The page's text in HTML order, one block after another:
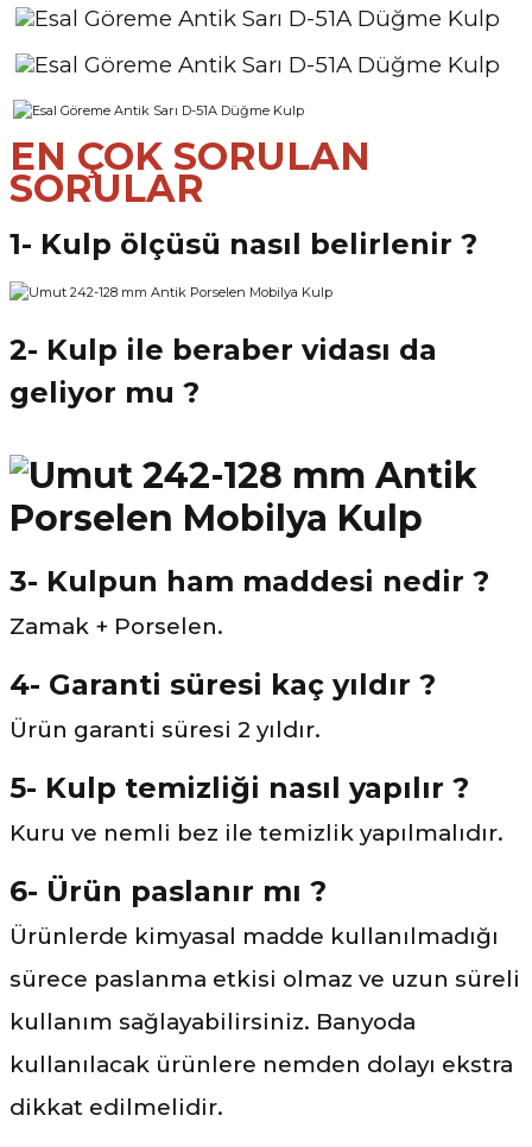
EN ÇOK SORULAN
SORULAR
1- Kulp ölçüsü nasıl belirlenir ?
2- Kulp ile beraber vidası da
geliyor mu ?
3- Kulpun ham maddesi nedir ?
Zamak + Porselen.
4- Garanti süresi kaç yıldır ?
Ürün garanti süresi 2 yıldır.
5- Kulp temizliği nasıl yapılır ?
Kuru ve nemli bez ile temizlik yapılmalıdır.
6- Ürün paslanır mı ?
Ürünlerde kimyasal madde kullanılmadığı
sürece paslanma etkisi olmaz ve uzun süreli
kullanım sağlayabilirsiniz. Banyoda
kullanılacak ürünlere nemden dolayı ekstra
dikkat edilmelidir.